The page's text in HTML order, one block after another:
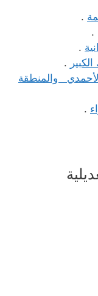
.
.
.
.
والمنطقة
.